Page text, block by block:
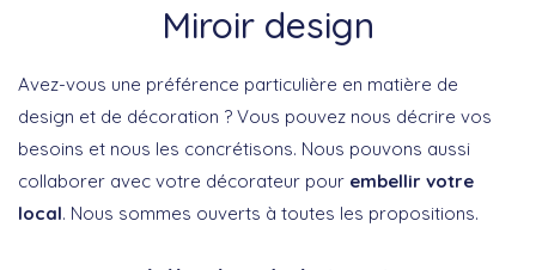
Miroir design
Avez-vous une préférence particulière en matière de
design et de décoration ? Vous pouvez nous décrire vos
besoins et nous les concrétisons. Nous pouvons aussi
collaborer avec votre décorateur pour embellir votre
local. Nous sommes ouverts à toutes les propositions.